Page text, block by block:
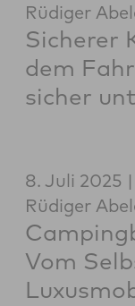
Rüdiger
Sicherer
dem
sicher
8. Juli 2025
Rüdiger
Vom